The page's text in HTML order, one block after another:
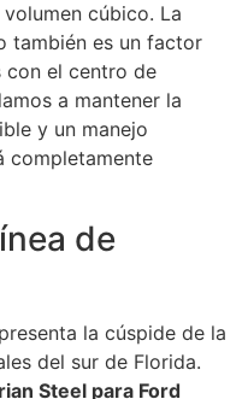
cúbico. La
también es un factor
con el centro de
a mantener la
y un manejo
completamente
de
la cúspide de la
del sur de Florida.
Steel para Ford